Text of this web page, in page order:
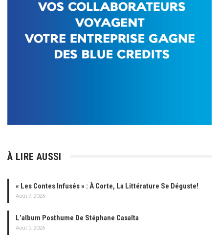
À LIRE AUSSI
« Les Contes Infusés » : À Corte, La Littérature Se Déguste!
Août 7, 2026
L’album Posthume De Stéphane Casalta
Août 5, 2026